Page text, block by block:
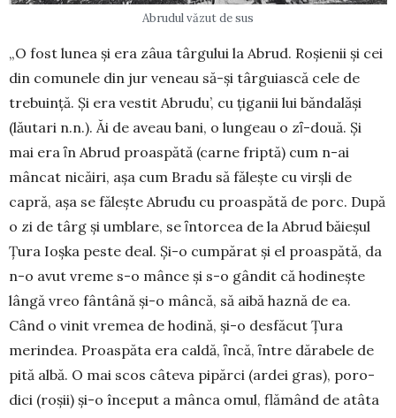
Abrudul văzut de sus
„O fost lunea şi era zâua târgului la Abrud. Roşienii şi cei
din comunele din jur veneau să-şi târguiască cele de
trebuință. Şi era vestit Abrudu’, cu ţiganii lui băndalăşi
(lăutari n.n.). Ăi de aveau bani, o lungeau o zȋ-două. Şi
mai era ȋn Abrud proaspătă (carne friptă) cum n-ai
mâncat nicăiri, aşa cum Bradu să făleşte cu virşli de
capră, aşa se făleşte Abrudu cu proaspătă de porc. După
o zi de târg şi umblare, se ȋntorcea de la Abrud băieşul
Ţura Ioşka peste deal. Şi-o cumpărat și el proaspătă, da
n-o avut vreme s-o mânce şi s-o gândit că hodineşte
lângă vreo fântână şi-o mâncă, să aibă haz­nă de ea.
Când o vinit vremea de hodină, şi-o des­făcut Ţura
merindea. Proaspăta era caldă, ȋncă, ȋntre dărabele de
pită albă. O mai scos câteva pipărci (ardei gras), poro­
dici (roșii) şi-o în­ceput a mânca omul, flămând de atâta